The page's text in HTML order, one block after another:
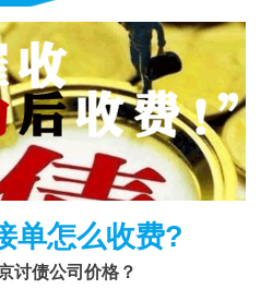
单怎么收费?
讨债公司价格？